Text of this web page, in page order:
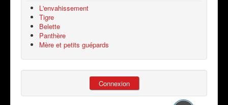
L'envahissement
Tigre
Belette
Panthère
Mère et petits guépards
Connexion